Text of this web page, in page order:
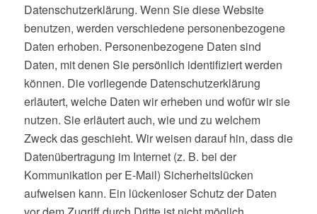
Datenschutzerklärung. Wenn Sie diese Website
benutzen, werden verschiedene personenbezogene
Daten erhoben. Personenbezogene Daten sind
Daten, mit denen Sie persönlich identifiziert werden
können. Die vorliegende Datenschutzerklärung
erläutert, welche Daten wir erheben und wofür wir sie
nutzen. Sie erläutert auch, wie und zu welchem
Zweck das geschieht. Wir weisen darauf hin, dass die
Datenübertragung im Internet (z. B. bei der
Kommunikation per E-Mail) Sicherheitslücken
aufweisen kann. Ein lückenloser Schutz der Daten